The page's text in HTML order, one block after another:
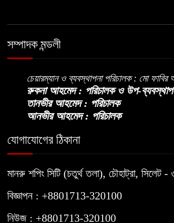
ট্রাম্পকে ‘রাজার
চার্লস, ফরাসি
সম্পাদক মন্ডলী
চেয়ারম্যান ও ব্যবস্থাপনা পরিচালক : মো ফাবির
রুকনা আহমেদ : পরিচালক ও উপ-
তানভীর আহমেদ : পরিচালক
আনভীর আহমেদ : পরিচালক
যোগাযোগের ঠিকানা
মানরু শপিং সিটি (চতুর্থ তলা), চৌহাট্রা, সিলেট
বিজ্ঞাপন : +8801713-320100
নিউজ : +8801713-320100